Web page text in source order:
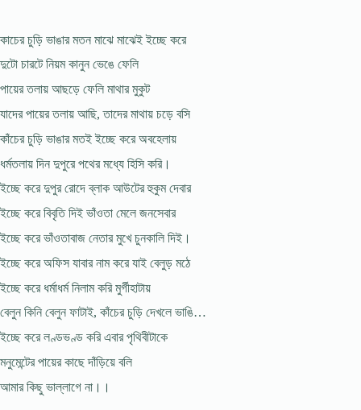
কাচের চুড়ি ভাঙার মতন মাঝে মাঝেই ইচ্ছে করে
দুটো চারটে নিয়ম কানুন ভেঙে ফেলি
পায়ের তলায় আছড়ে ফেলি মাথার মুকুট
যাদের পায়ের তলায় আছি, তাদের মাথায় চড়ে বসি
কাঁচের চুড়ি ভাঙার মতই ইচ্ছে করে অবহেলায়
ধর্মতলায় দিন দুপুরে পথের মধ্যে হিসি করি।
ইচ্ছে করে দুপুর রোদে ব্লাক আউটের হুকুম দেবার
ইচ্ছে করে বিবৃতি দিই ভাঁওতা মেলে জনসেবার
ইচ্ছে করে ভাঁওতাবাজ নেতার মুখে চুনকালি দিই।
ইচ্ছে করে অফিস যাবার নাম করে যাই বেলুড় মঠে
ইচ্ছে করে ধর্মাধর্ম নিলাম করি মুর্গীহাটায়
বেলুন কিনি বেলুন ফাটাই, কাঁচের চুড়ি দেখলে ভাঙি…
ইচ্ছে করে লণ্ডভণ্ড করি এবার পৃথিবীটাকে
মনুমেন্টের পায়ের কাছে দাঁড়িয়ে বলি
আমার কিছু ভাল্লাগে না।।